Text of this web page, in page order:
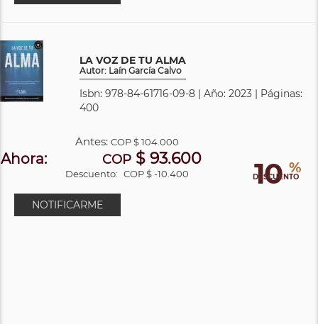
LA VOZ DE TU ALMA
Autor: Laín García Calvo
Isbn: 978-84-61716-09-8 | Año: 2023 | Páginas:
400
10 %
DESCUENTO
Antes:COP$ 104.000
Ahora: COP $ 93.600
Descuento: COP $ -10.400
NOTIFICARME